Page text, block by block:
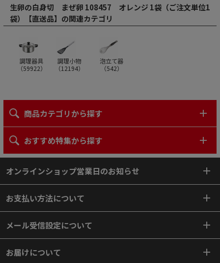
生卵の白身切 まぜ卵 108457 オレンジ 1袋（ご注文単位1
袋）【直送品】の関連カテゴリ
調理器具
（59922）
調理小物
（12194）
泡立て器
（542）
商品カテゴリから探す
おすすめ特集から探す
オンラインショップ営業日のお知らせ
お支払い方法について
メール受信設定について
お届けについて